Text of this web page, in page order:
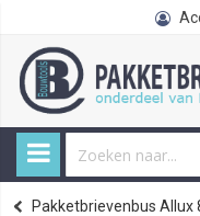
Home
Allux
Pakketbrievenbussen
Pakketbrievenbus Allux